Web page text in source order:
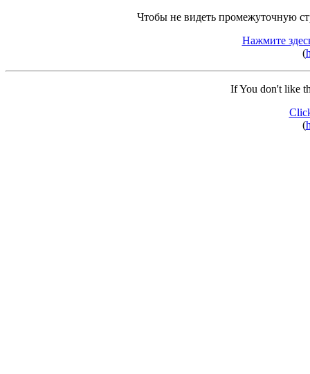
Чтобы не видеть промежуточную
Нажмите
(
If You don't like
(